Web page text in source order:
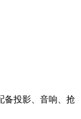
备投影、音响、抢